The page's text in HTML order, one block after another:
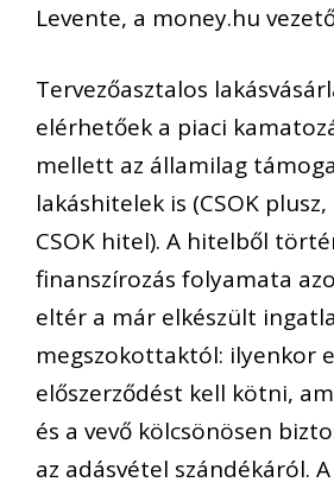
Levente, a money.hu
Tervezőasztalos
elérhetőek a piaci
mellett az államilag
lakáshitelek is (CSOK plusz,
CSOK hitel). A hitelből
finanszírozás folyamata
eltér a már elkészült
megszokottaktól: ilyenkor
előszerződést kell kötni,
és a vevő kölcsönösen
az adásvétel szándékáról.